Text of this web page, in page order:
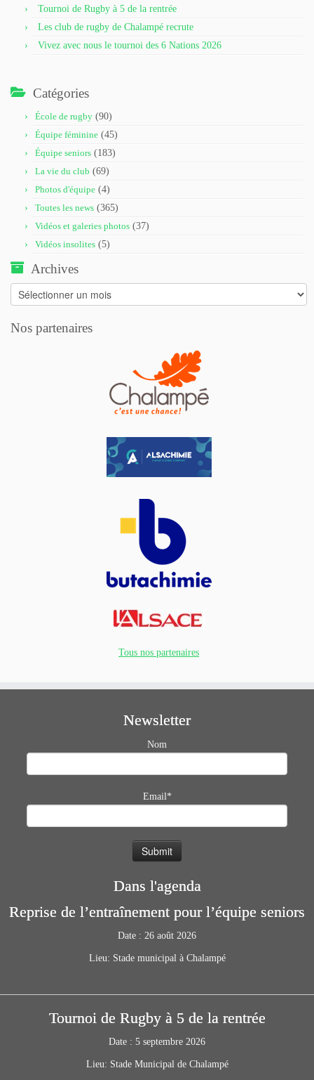
Tournoi de Rugby à 5 de la rentrée
Les club de rugby de Chalampé recrute
Vivez avec nous le tournoi des 6 Nations 2026
Catégories
École de rugby (90)
Équipe féminine (45)
Équipe seniors (183)
La vie du club (69)
Photos d'équipe (4)
Toutes les news (365)
Vidéos et galeries photos (37)
Vidéos insolites (5)
Archives
Archives
Nos partenaires
Tous nos partenaires
Newsletter
Nom
Email*
Dans l'agenda
Reprise de l’entraînement pour l’équipe seniors
Date : 26 août 2026
Lieu: Stade municipal à Chalampé
Tournoi de Rugby à 5 de la rentrée
Date : 5 septembre 2026
Lieu: Stade Municipal de Chalampé